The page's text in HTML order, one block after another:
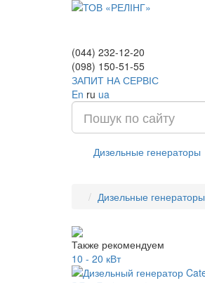
(044) 232-12-20
(098) 150-51-55
ЗАПИТ НА СЕРВІС
En ru ua
Дизельные генераторы
Дизельные генераторы
Также рекомендуем
10 - 20 кВт